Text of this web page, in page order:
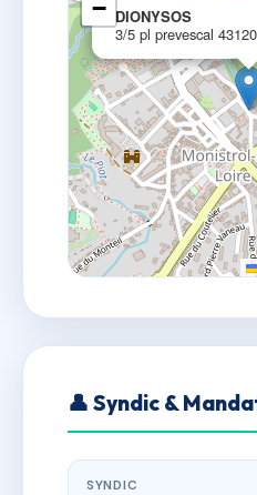
DIONYSOS
3/5 pl prevescal
−
👤 Syndic &
SYNDIC